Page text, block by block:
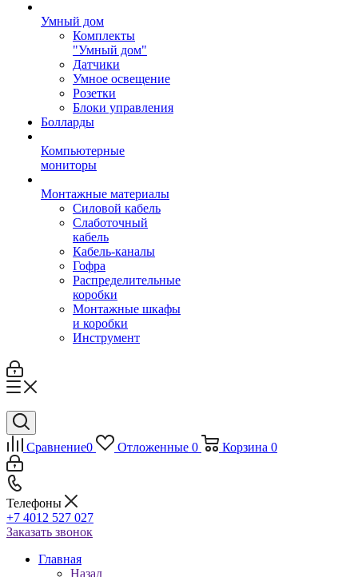
Умный дом
Комплекты
"Умный дом"
Датчики
Умное освещение
Розетки
Блоки управления
Болларды
Компьютерные
мониторы
Монтажные материалы
Силовой кабель
Слаботочный
кабель
Кабель-каналы
Гофра
Распределительные
коробки
Монтажные шкафы
и коробки
Инструмент
Сравнение0 Отложенные 0 Корзина 0
Телефоны
+7 4012 527 027
Заказать звонок
Главная
Назад